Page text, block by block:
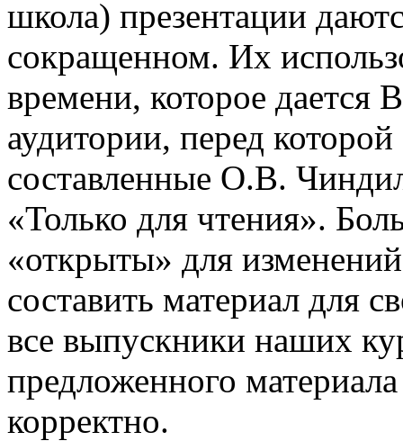
школа) презентации
сокращенном. Их
времени, которое дается
аудитории, перед
составленные О.В.
«Только для чтения».
«открыты» для
составить материал для
все выпускники наших
предложенного
корректно.